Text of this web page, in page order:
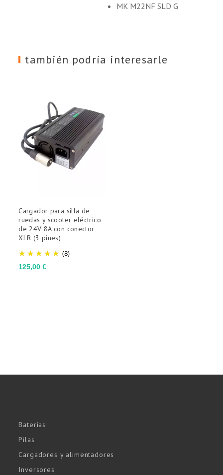
MK M22NF SLD G
también podría interesarle
(8)
Precio
125,00 €
Cargador para silla de
ruedas y scooter eléctrico
de 24V 8A con conector
XLR (3 pines)
Baterías
Pilas
Cargadores y alimentadores
Inversores